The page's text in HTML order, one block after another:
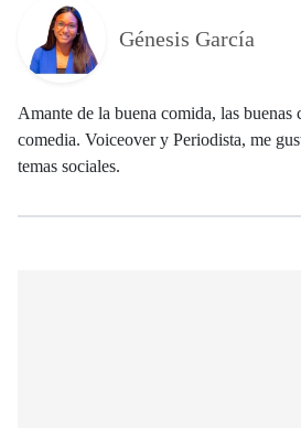
Génesis García
Amante de la buena comida, las buenas
comedia. Voiceover y Periodista, me
temas sociales.